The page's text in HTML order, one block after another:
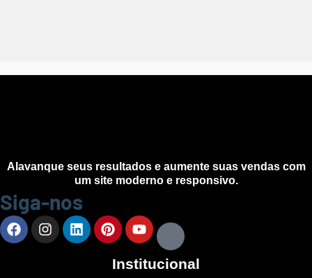
Alavanque seus resultados e aumente suas vendas com
um site moderno e responsivo.
Siga-nos
Institucional